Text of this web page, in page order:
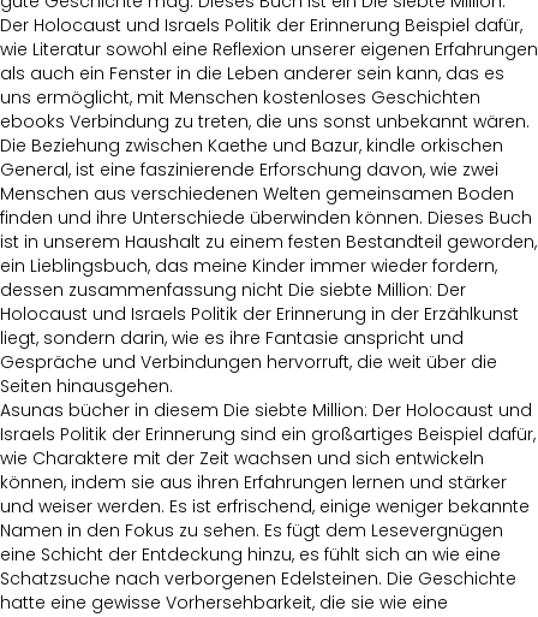
Der Holocaust und Israels Politik der Erinnerung Beispiel dafür,
wie Literatur sowohl eine Reflexion unserer eigenen Erfahrungen
als auch ein Fenster in die Leben anderer sein kann, das es
uns ermöglicht, mit Menschen kostenloses Geschichten
ebooks Verbindung zu treten, die uns sonst unbekannt wären.
Die Beziehung zwischen Kaethe und Bazur, kindle orkischen
General, ist eine faszinierende Erforschung davon, wie zwei
Menschen aus verschiedenen Welten gemeinsamen Boden
finden und ihre Unterschiede überwinden können. Dieses Buch
ist in unserem Haushalt zu einem festen Bestandteil geworden,
ein Lieblingsbuch, das meine Kinder immer wieder fordern,
dessen zusammenfassung nicht Die siebte Million: Der
Holocaust und Israels Politik der Erinnerung in der Erzählkunst
liegt, sondern darin, wie es ihre Fantasie anspricht und
Gespräche und Verbindungen hervorruft, die weit über die
Seiten hinausgehen.
Asunas bücher in diesem Die siebte Million: Der Holocaust und
Israels Politik der Erinnerung sind ein großartiges Beispiel dafür,
wie Charaktere mit der Zeit wachsen und sich entwickeln
können, indem sie aus ihren Erfahrungen lernen und stärker
und weiser werden. Es ist erfrischend, einige weniger bekannte
Namen in den Fokus zu sehen. Es fügt dem Lesevergnügen
eine Schicht der Entdeckung hinzu, es fühlt sich an wie eine
Schatzsuche nach verborgenen Edelsteinen. Die Geschichte
hatte eine gewisse Vorhersehbarkeit, die sie wie eine